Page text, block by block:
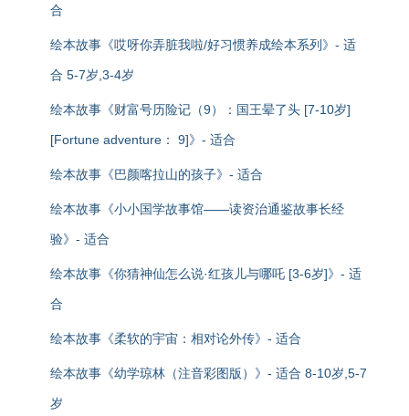
合
绘本故事《哎呀你弄脏我啦/好习惯养成绘本系列》- 适
合 5-7岁,3-4岁
绘本故事《财富号历险记（9）：国王晕了头 [7-10岁]
[Fortune adventure： 9]》- 适合
绘本故事《巴颜喀拉山的孩子》- 适合
绘本故事《小小国学故事馆——读资治通鉴故事长经
验》- 适合
绘本故事《你猜神仙怎么说·红孩儿与哪吒 [3-6岁]》- 适
合
绘本故事《柔软的宇宙：相对论外传》- 适合
绘本故事《幼学琼林（注音彩图版）》- 适合 8-10岁,5-7
岁